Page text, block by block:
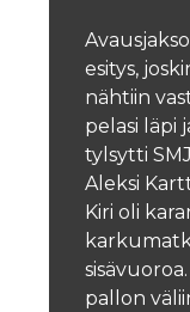
esitys,
nähtiin
pelasi läpi
tylsytti
Aleksi
Kiri oli
pallon